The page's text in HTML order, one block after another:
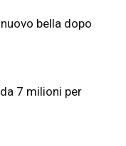
bella dopo
7 milioni per